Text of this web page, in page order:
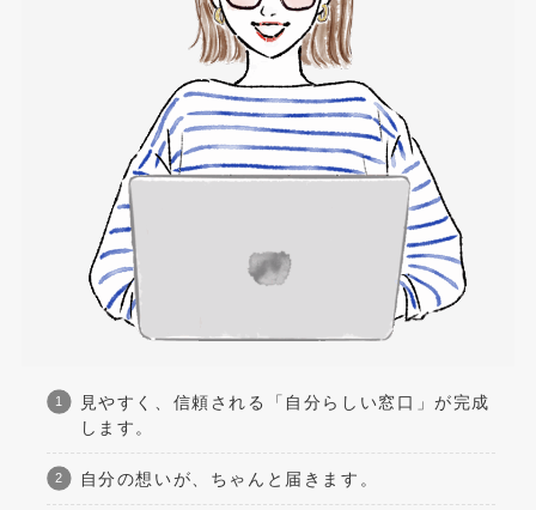
見やすく、信頼される「自分らしい窓口」が完成
します。
自分の想いが、ちゃんと届きます。